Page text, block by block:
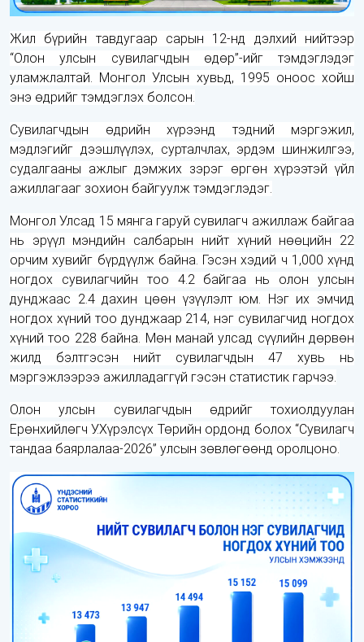
Жил бүрийн тавдугаар сарын 12-нд дэлхий нийтээр
“Олон улсын сувилагчдын өдөр”-ийг тэмдэглэдэг
уламжлалтай. Монгол Улсын хувьд, 1995 оноос хойш
энэ өдрийг тэмдэглэх болсон.
Сувилагчдын өдрийн хүрээнд тэдний мэргэжил,
мэдлэгийг дээшлүүлэх, сурталчлах, эрдэм шинжилгээ,
судалгааны ажлыг дэмжих зэрэг өргөн хүрээтэй үйл
ажиллагааг зохион байгуулж тэмдэглэдэг.
Монгол Улсад 15 мянга гаруй сувилагч ажиллаж байгаа
нь эрүүл мэндийн салбарын нийт хүний нөөцийн 22
орчим хувийг бүрдүүлж байна. Гэсэн хэдий ч 1,000 хүнд
ногдох сувилагчийн тоо 4.2 байгаа нь олон улсын
дунджаас 2.4 дахин цөөн үзүүлэлт юм. Нэг их эмчид
ногдох хүний тоо дунджаар 214, нэг сувилагчид ногдох
хүний тоо 228 байна. Мөн манай улсад сүүлийн дөрвөн
жилд бэлтгэсэн нийт сувилагчдын 47 хувь нь
мэргэжлээрээ ажилладаггүй гэсэн статистик гарчээ.
Олон улсын сувилагчдын өдрийг тохиолдуулан
Ерөнхийлөгч У.Хүрэлсүх Төрийн ордонд болох “Сувилагч
тандаа баярлалаа-2026” улсын зөвлөгөөнд оролцоно.